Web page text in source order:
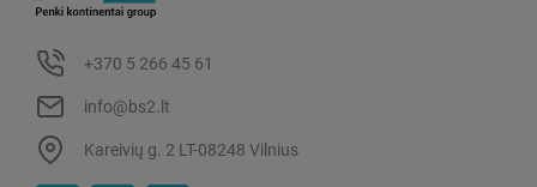
+370 5 266 45 61
info@bs2.lt
Kareivių g. 2 LT-08248 Vilnius